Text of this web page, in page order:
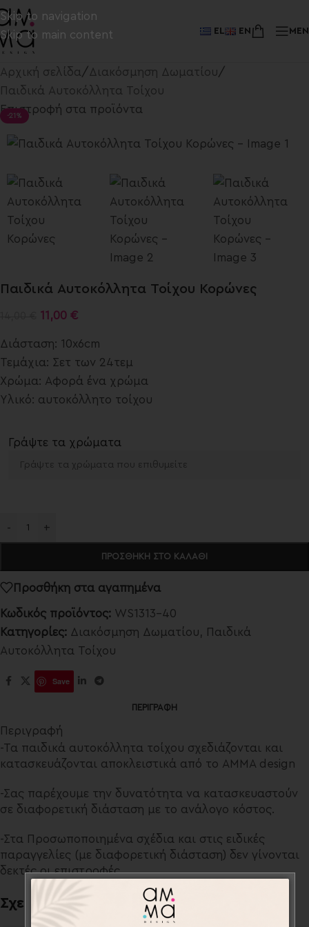
Skip to navigation
Skip to main content
EL EN
Αρχική σελίδα / Διακόσμηση Δωματίου/
Παιδικά Αυτοκόλλητα Τοίχου
Επιστροφή στα προϊόντα
-21%
Παιδικά Αυτοκόλλητα Τοίχου Κορώνες
11,00 €
Διάσταση: 10x6cm
Τεμάχια: Σετ των 24τεμ
Χρώμα: Αφορά ένα χρώμα
Υλικό: αυτοκόλλητο τοίχου
Γράψτε τα χρώματα
- +
ΠΡΟΣΘΉΚΗ ΣΤΟ ΚΑΛΆΘΙ
Προσθήκη στα αγαπημένα
Κωδικός προϊόντος: WS1313-40
Κατηγορίες: Διακόσμηση Δωματίου, Παιδικά
Αυτοκόλλητα Τοίχου
Save
ΠΕΡΙΓΡΑΦΉ
Περιγραφή
-Τα παιδικά αυτοκόλλητα τοίχου σχεδιάζονται και
κατασκευάζονται αποκλειστικά από το ΑΜΜΑ design
-Σας παρέχουμε την δυνατότητα να κατασκευαστούν
σε διαφορετική διάσταση με το ανάλογο κόστος.
-Στα Προσωποποιημένα σχέδια και στις ειδικές
παραγγελίες (με διαφορετική διάσταση) δεν γίνονται
δεκτές οι επιστροφές.
Σχετικά προϊόντα